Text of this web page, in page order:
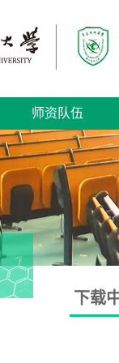
师资队伍
下载